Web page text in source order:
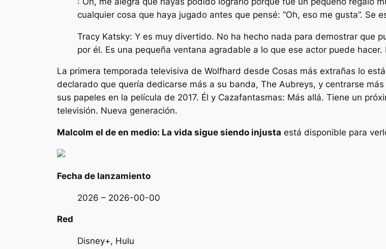
cualquier cosa que haya jugado antes que pensé: “Oh, eso me gusta”. Se
Tracy Katsky: Y es muy divertido. No ha hecho nada para demostrar que
por él. Es una pequeña ventana agradable a lo que ese actor puede hacer.
La primera temporada televisiva de Wolfhard desde Cosas más extrañas lo
declarado que quería dedicarse más a su banda, The Aubreys, y centrarse
sus papeles en la película de 2017. Él y Cazafantasmas: Más allá. Tiene un
televisión. Nueva generación.
Malcolm el de en medio: La vida sigue siendo injusta está disponible para
Fecha de lanzamiento
2026 – 2026-00-00
Red
Disney+, Hulu